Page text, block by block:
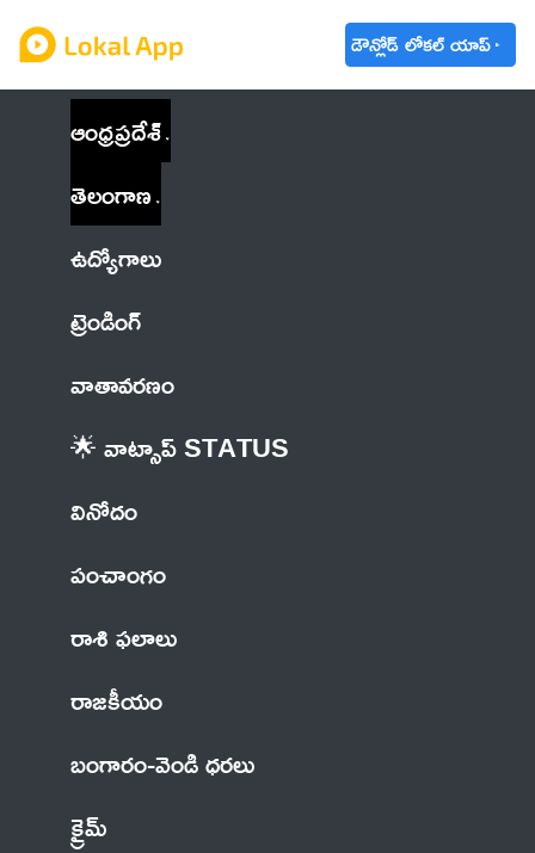
డౌన్లోడ్ లోకల్ యాప్
ఆంధ్రప్రదేశ్
తెలంగాణ
ఉద్యోగాలు
ట్రెండింగ్
వాతావరణం
🌟 వాట్సాప్ STATUS
వినోదం
పంచాంగం
రాశి ఫలాలు
రాజకీయం
బంగారం-వెండి ధరలు
క్రైమ్